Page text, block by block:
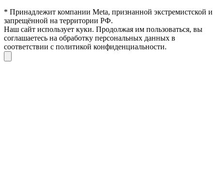
* Принадлежит компании Meta, признанной экстремистской и
запрещённой на территории РФ.
Наш сайт использует куки. Продолжая им пользоваться, вы
соглашаетесь на обработку персональных данных в
соответствии с политикой конфиденциальности.